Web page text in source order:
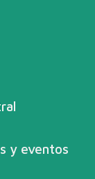
y eventos